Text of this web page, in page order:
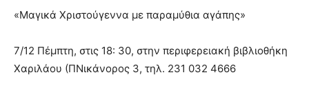
«Μαγικά Χριστούγεννα με παραμύθια αγάπης»
7/12 Πέμπτη, στις 18: 30, στην περιφερειακή βιβλιοθήκη
Χαριλάου (ΠΝικάνορος 3, τηλ. 231 032 4666